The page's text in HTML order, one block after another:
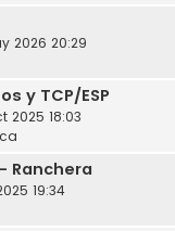
2026 20:29
y TCP/ESP
2025 18:03
Ranchera
19:34